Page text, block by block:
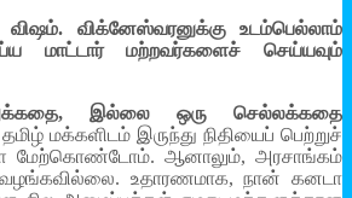
விஷம். விக்னேஸ்வரனுக்கு உடம்பெல்லாம்
மாட்டார் மற்றவர்களைச் செய்யவும்
இல்லை ஒரு செல்லக்கதை
தமிழ் மக்களிடம் இருந்து நிதியைப் பெற்றுச்
மேற்கொண்டோம். ஆனாலும், அரசாங்கம்
வழங்கவில்லை. உதாரணமாக, நான் கனடா